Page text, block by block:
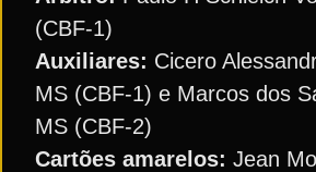
(CBF-1)
Auxiliares: Cicero
MS (CBF-1) e Marcos dos
MS (CBF-2)
Cartões amarelos: Jean